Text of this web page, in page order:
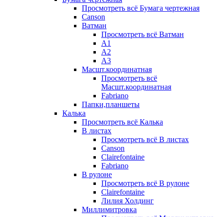
Просмотреть всё Бумага чертежная
Canson
Ватман
Просмотреть всё Ватман
А1
А2
А3
Масшт.координатная
Просмотреть всё
Масшт.координатная
Fabriano
Папки,планшеты
Калька
Просмотреть всё Калька
В листах
Просмотреть всё В листах
Canson
Clairefontaine
Fabriano
В рулоне
Просмотреть всё В рулоне
Clairefontaine
Лилия Холдинг
Миллимитровка